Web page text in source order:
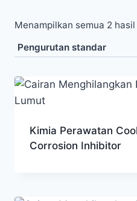
Menampilkan semua 2 hasil
Kimia Perawatan
Corrosion Inhibitor